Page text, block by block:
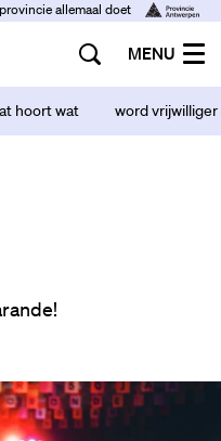
allemaal doet
MENU
hoort wat word vrijwilliger